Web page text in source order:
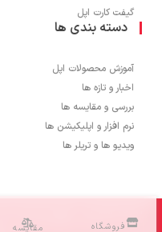
مقایسه فروشگاه
گیفت کارت اپل
دسته بندی ها
آموزش محصولات اپل
اخبار و تازه ها
بررسی و مقایسه ها
نرم افزار و اپلیکیشن ها
ویدیو ها و تریلر ها
1403 © تمامی حقوق برای اپل